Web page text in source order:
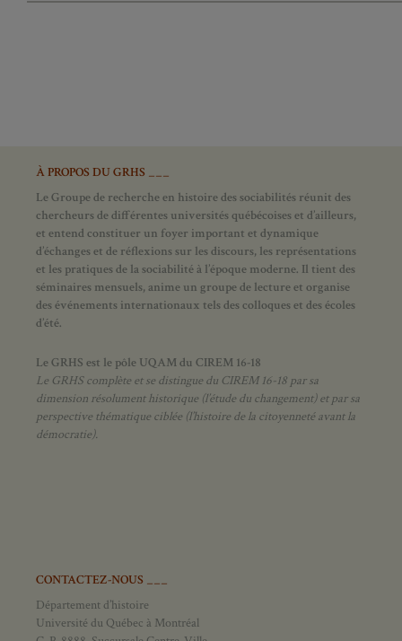
À PROPOS DU GRHS ___
Le Groupe de recherche en histoire des sociabilités réunit des
chercheurs de différentes universités québécoises et d’ailleurs,
et entend constituer un foyer important et dynamique
d’échanges et de réflexions sur les discours, les représentations
et les pratiques de la sociabilité à l’époque moderne. Il tient des
séminaires mensuels, anime un groupe de lecture et organise
des événements internationaux tels des colloques et des écoles
d’été.
Le GRHS est le pôle UQAM du CIREM 16-18
Le GRHS complète et se distingue du CIREM 16-18 par sa
dimension résolument historique (l’étude du changement) et par sa
perspective thématique ciblée (l’histoire de la citoyenneté avant la
démocratie).
CONTACTEZ-NOUS ___
Département d’histoire
Université du Québec à Montréal